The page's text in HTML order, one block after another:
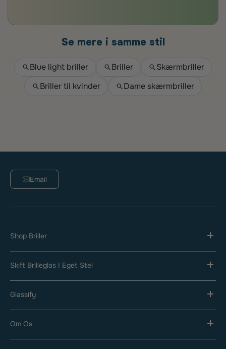
Se mere i samme stil
Blue light briller Briller
Skærmbriller
Briller til kvinder
Dame skærmbriller
Email
Shop Briller
Skift Brilleglas I Eget Stel
Glassify
Om Os